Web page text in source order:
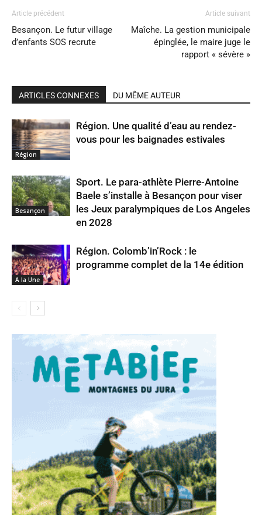
Article précédent
Besançon. Le futur village
d’enfants SOS recrute
Article suivant
Maîche. La gestion municipale
épinglée, le maire juge le
rapport « sévère »
ARTICLES CONNEXES DU MÊME AUTEUR
Région
Région. Une qualité d’eau au rendez-
vous pour les baignades estivales
Besançon
Sport. Le para-athlète Pierre-Antoine
Baele s’installe à Besançon pour viser
les Jeux paralympiques de Los Angeles
en 2028
A la Une
Région. Colomb’in’Rock : le
programme complet de la 14e édition